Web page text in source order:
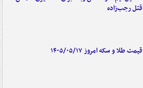
قتل رجب‌زاده
قیمت طلا و سکه امروز ۱۴۰۵/۰۵/۱۷